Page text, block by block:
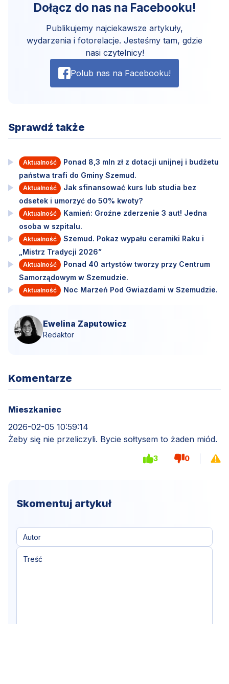
Dołącz do nas na Facebooku!
Publikujemy najciekawsze artykuły,
wydarzenia i fotorelacje. Jesteśmy tam, gdzie
nasi czytelnicy!
Polub nas na Facebooku!
Sprawdź także
Aktualność
Ponad 8,3 mln zł z dotacji unijnej i budżetu
państwa trafi do Gminy Szemud.
Aktualność
Jak sfinansować kurs lub studia bez
odsetek i umorzyć do 50% kwoty?
Aktualność
Kamień: Groźne zderzenie 3 aut! Jedna
osoba w szpitalu.
Aktualność
Szemud. Pokaz wypału ceramiki Raku i
„Mistrz Tradycji 2026”
Aktualność
Ponad 40 artystów tworzy przy Centrum
Samorządowym w Szemudzie.
Aktualność Noc Marzeń Pod Gwiazdami w Szemudzie.
Ewelina Zaputowicz
Redaktor
Komentarze
Mieszkaniec
2026-02-05 10:59:14
Żeby się nie przeliczyli. Bycie sołtysem to żaden miód.
3 0
Skomentuj artykuł